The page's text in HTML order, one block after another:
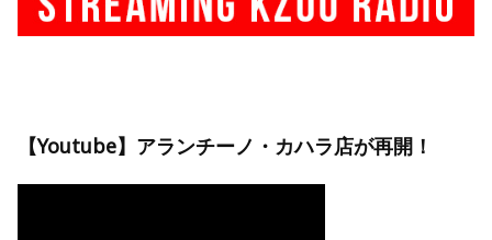
【Youtube】アランチーノ・カハラ店が再開！